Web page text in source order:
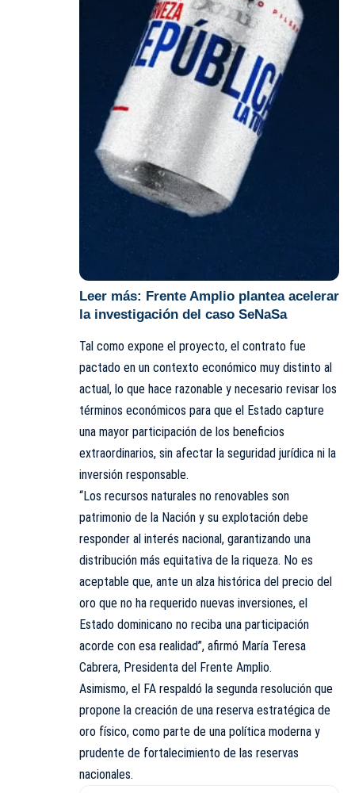
Leer más: Frente Amplio plantea acelerar
la investigación del caso SeNaSa
Tal como expone el proyecto, el contrato fue
pactado en un contexto económico muy distinto al
actual, lo que hace razonable y necesario revisar los
términos económicos para que el Estado capture
una mayor participación de los beneficios
extraordinarios, sin afectar la seguridad jurídica ni la
inversión responsable.
“Los recursos naturales no renovables son
patrimonio de la Nación y su explotación debe
responder al interés nacional, garantizando una
distribución más equitativa de la riqueza. No es
aceptable que, ante un alza histórica del precio del
oro que no ha requerido nuevas inversiones, el
Estado dominicano no reciba una participación
acorde con esa realidad”, afirmó María Teresa
Cabrera, Presidenta del Frente Amplio.
Asimismo, el FA respaldó la segunda resolución que
propone la creación de una reserva estratégica de
oro físico, como parte de una política moderna y
prudente de fortalecimiento de las reservas
nacionales.